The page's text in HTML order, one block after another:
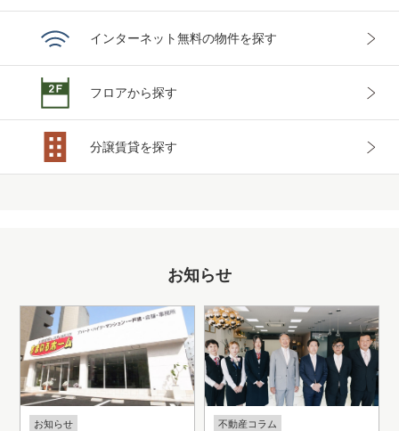
インターネット無料の物件を探す
フロアから探す
分譲賃貸を探す
お知らせ
お知らせ 不動産コラム